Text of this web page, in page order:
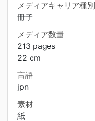
メディアキャリア種別
冊子
メディア数量
213 pages
22 cm
言語
jpn
素材
紙